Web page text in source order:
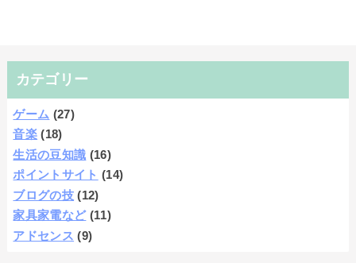
カテゴリー
ゲーム (27)
音楽 (18)
生活の豆知識 (16)
ポイントサイト (14)
ブログの技 (12)
家具家電など (11)
アドセンス (9)